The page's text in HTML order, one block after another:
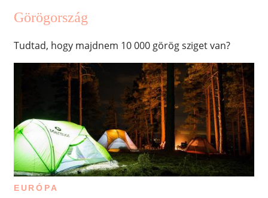
Görögország
Tudtad, hogy majdnem 10 000 görög sziget van?
EURÓPA